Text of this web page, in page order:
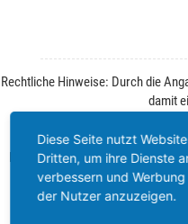
Rechtliche Hinweise: Durch die
damit
Wirtschaftsstandort
Ihre Einwilligung können Sie
widerrufen. Weitere
Diese Seite nutzt
Dritten, um ihre Dienste
verbessern und
der Nutzer anzuzeigen.